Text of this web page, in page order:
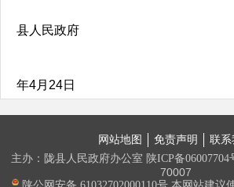
县人民政府
年4月24日
网站地图 免责声明 联系
主办：陇县人民政府办公室 陕ICP备06007704
70007
本网站建议